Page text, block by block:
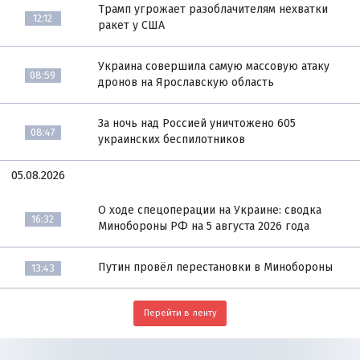
12:12
Трамп угрожает разоблачителям нехватки
ракет у США
08:59
Украина совершила самую массовую атаку
дронов на Ярославскую область
08:47
За ночь над Россией уничтожено 605
украинских беспилотников
05.08.2026
16:32
О ходе спецоперации на Украине: сводка
Минобороны РФ на 5 августа 2026 года
13:43 Путин провёл перестановки в Минобороны
Перейти в ленту